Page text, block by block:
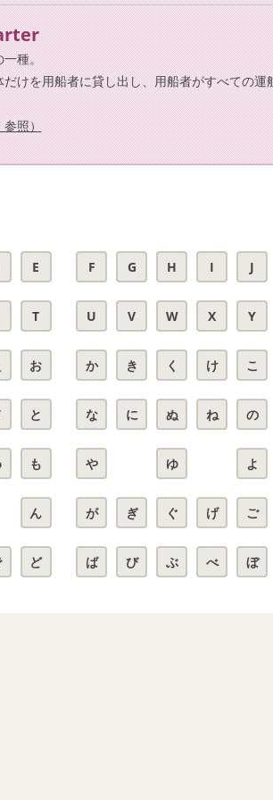
種。
けを用船者に貸し出し、用船者がすべての運
照）
E F G H I J
T U V W X Y
お か き く け こ
と な に ぬ ね の
も や ゆ よ
ん が ぎ ぐ げ ご
ど ば び ぶ べ ぼ